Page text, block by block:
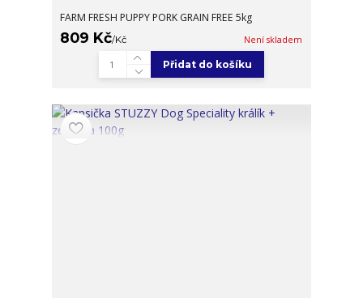
FARM FRESH PUPPY PORK GRAIN FREE 5kg
809 Kč/Kč Není skladem
Přidat do košíku